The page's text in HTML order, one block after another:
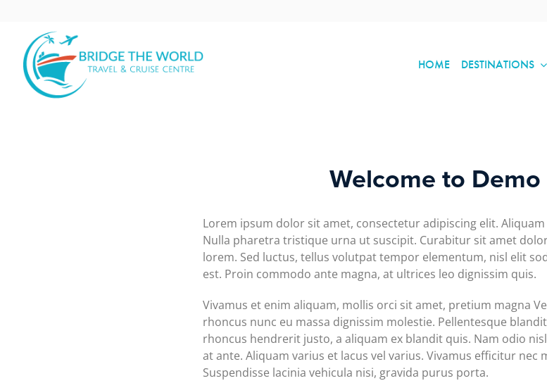
content
HOME DESTINATIONS
Welcome to Demo
Lorem ipsum dolor sit amet, consectetur adipiscing elit.
Nulla pharetra tristique urna ut suscipit. Curabitur sit amet
lorem. Sed luctus, tellus volutpat tempor elementum, nisl elit
est. Proin commodo ante magna, at ultrices leo dignissim quis.
Vivamus et enim aliquam, mollis orci sit amet, pretium magna
rhoncus nunc eu massa dignissim molestie. Pellentesque
rhoncus hendrerit justo, a aliquam ex blandit quis. Nam odio
at ante. Aliquam varius et lacus vel varius. Vivamus efficitur nec
Suspendisse lacinia vehicula nisi, gravida purus porta.